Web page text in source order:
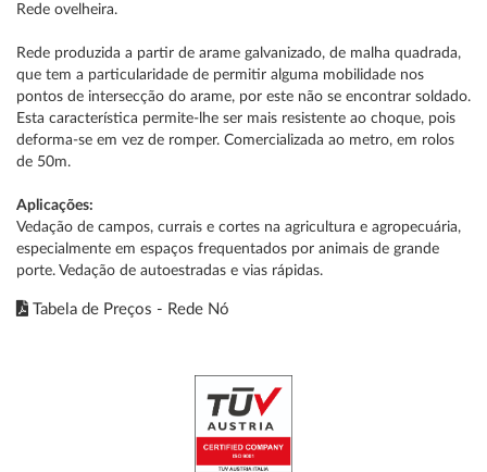
Rede ovelheira.
Rede produzida a partir de arame galvanizado, de malha quadrada,
que tem a particularidade de permitir alguma mobilidade nos
pontos de intersecção do arame, por este não se encontrar soldado.
Esta característica permite-lhe ser mais resistente ao choque, pois
deforma-se em vez de romper. Comercializada ao metro, em rolos
de 50m.
Aplicações:
Vedação de campos, currais e cortes na agricultura e agropecuária,
especialmente em espaços frequentados por animais de grande
porte. Vedação de autoestradas e vias rápidas.
Tabela de Preços - Rede Nó